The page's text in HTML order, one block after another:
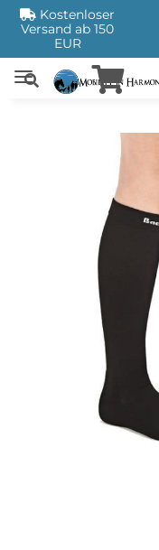
Kostenloser
Versand ab 150
EUR